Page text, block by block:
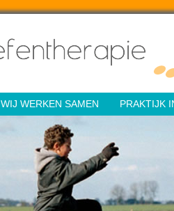
WIJ WERKEN SAMEN PRAKTIJK